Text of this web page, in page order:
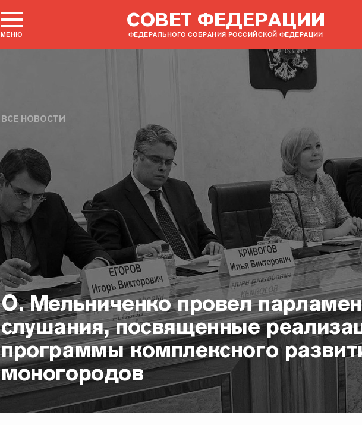
МЕНЮ
СОВЕТ ФЕДЕРАЦИИ
ФЕДЕРАЛЬНОГО СОБРАНИЯ РОССИЙСКОЙ ФЕДЕРАЦИИ
ВСЕ НОВОСТИ
О. Мельниченко провел
слушания, посвященные
программы комплексного
моногородов